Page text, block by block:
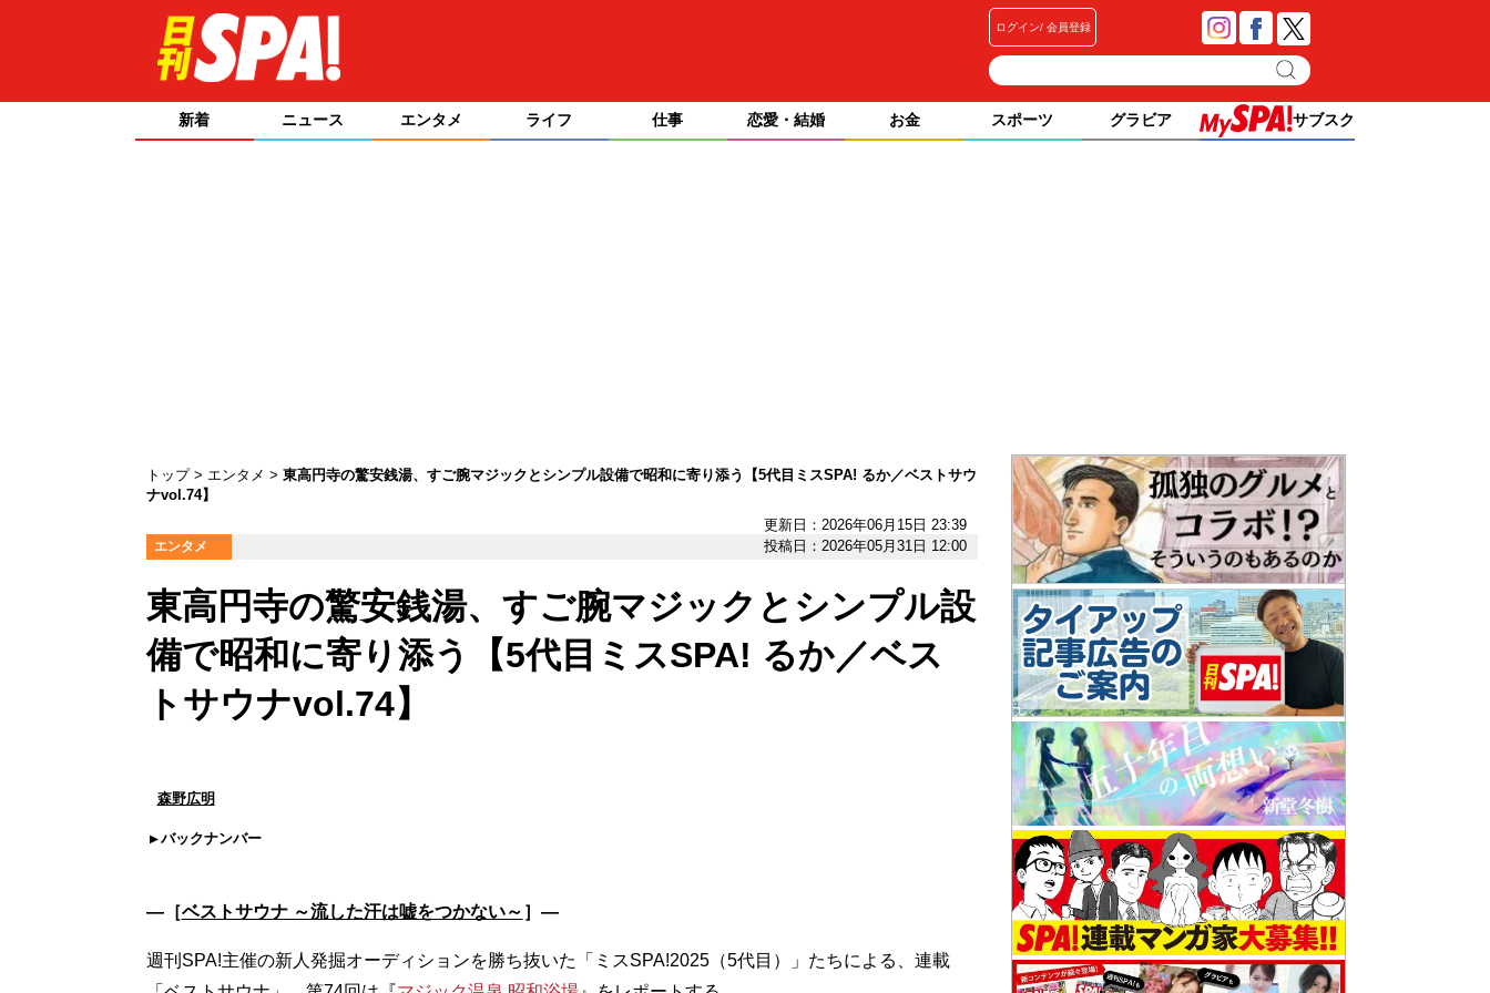
ログイン 会員登録
新着 ニュース エンタメ ライフ 仕事 恋愛・結婚 お金 スポーツ グラビア サブスク
トップ エンタメ
東高円寺の驚安銭湯、すご腕マジックとシンプル設備で昭和に寄り添う【5代目ミスSPA! るか／ベストサウ
ナvol.74】
更新日：2026年06月15日 23:39
エンタメ 投稿日：2026年05月31日 12:00
東高円寺の驚安銭湯、すご腕マジックとシンプル設
備で昭和に寄り添う【5代目ミスSPA! るか／ベス
トサウナvol.74】
森野広明
バックナンバー
―［ベストサウナ ～流した汗は嘘をつかない～ ］―
週刊SPA!主催の新人発掘オーディションを勝ち抜いた「ミスSPA!2025（5代目）」たちによる、連載